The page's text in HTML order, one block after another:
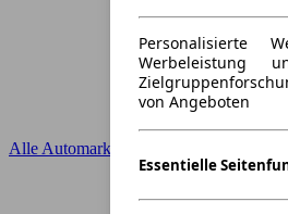
Personalisierte
Werbeleistung
von Angeboten
Essentielle
Alle Automarken